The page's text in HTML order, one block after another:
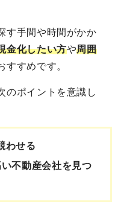
す手間や時間がかか
金化したい方や周囲
すすめです。
のポイントを意識し
わせる
不動産会社を見つ